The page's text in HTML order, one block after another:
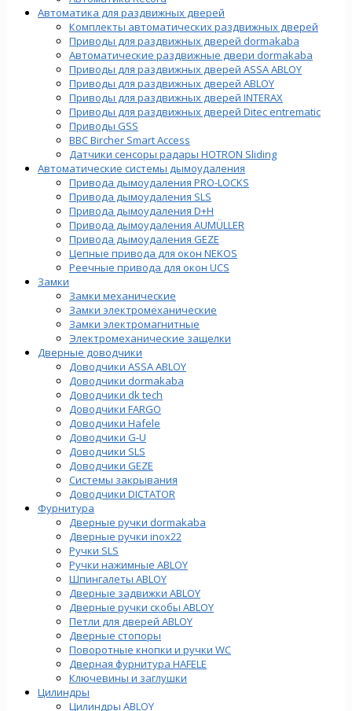
Автоматика для раздвижных дверей
Комплекты автоматических раздвижных дверей
Приводы для раздвижных дверей dormakaba
Автоматические раздвижные двери dormakaba
Приводы для раздвижных дверей ASSA ABLOY
Приводы для раздвижных дверей ABLOY
Приводы для раздвижных дверей INTERAX
Приводы для раздвижных дверей Ditec entrematic
Приводы GSS
BBC Bircher Smart Access
Датчики сенсоры радары HOTRON Sliding
Автоматические системы дымоудаления
Привода дымоудаления PRO-LOCKS
Привода дымоудаления SLS
Привода дымоудаления D+H
Привода дымоудаления AUMÜLLER
Привода дымоудаления GEZE
Цепные привода для окон NEKOS
Реечные привода для окон UСS
Замки
Замки механические
Замки электромеханические
Замки электромагнитные
Электромеханические защелки
Дверные доводчики
Доводчики ASSA ABLOY
Доводчики dormakaba
Доводчики dk tech
Доводчики FARGO
Доводчики Hafele
Доводчики G-U
Доводчики SLS
Доводчики GEZE
Cистемы закрывания
Доводчики DICTATOR
Фурнитура
Дверные ручки dormakaba
Дверные ручки inox22
Ручки SLS
Ручки нажимные ABLOY
Шпингалеты ABLOY
Дверные задвижки ABLOY
Дверные ручки скобы ABLOY
Петли для дверей ABLOY
Дверные стопоры
Поворотные кнопки и ручки WC
Дверная фурнитура HAFELE
Ключевины и заглушки
Цилиндры
Цилиндры ABLOY